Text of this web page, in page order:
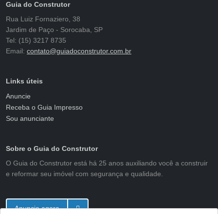
Guia do Construtor
Rua Luiz Fornaziero, 38
Jardim de Paço - Sorocaba, SP
Tel: (15) 3217 8735
Email: contato@guiadoconstrutor.com.br
Links úteis
Anuncie
Receba o Guia Impresso
Sou anunciante
Sobre o Guia do Construtor
O Guia do Construtor está há 25 anos auxiliando você a construir
e reformar seu imóvel com segurança e qualidade.
Anuncie agora